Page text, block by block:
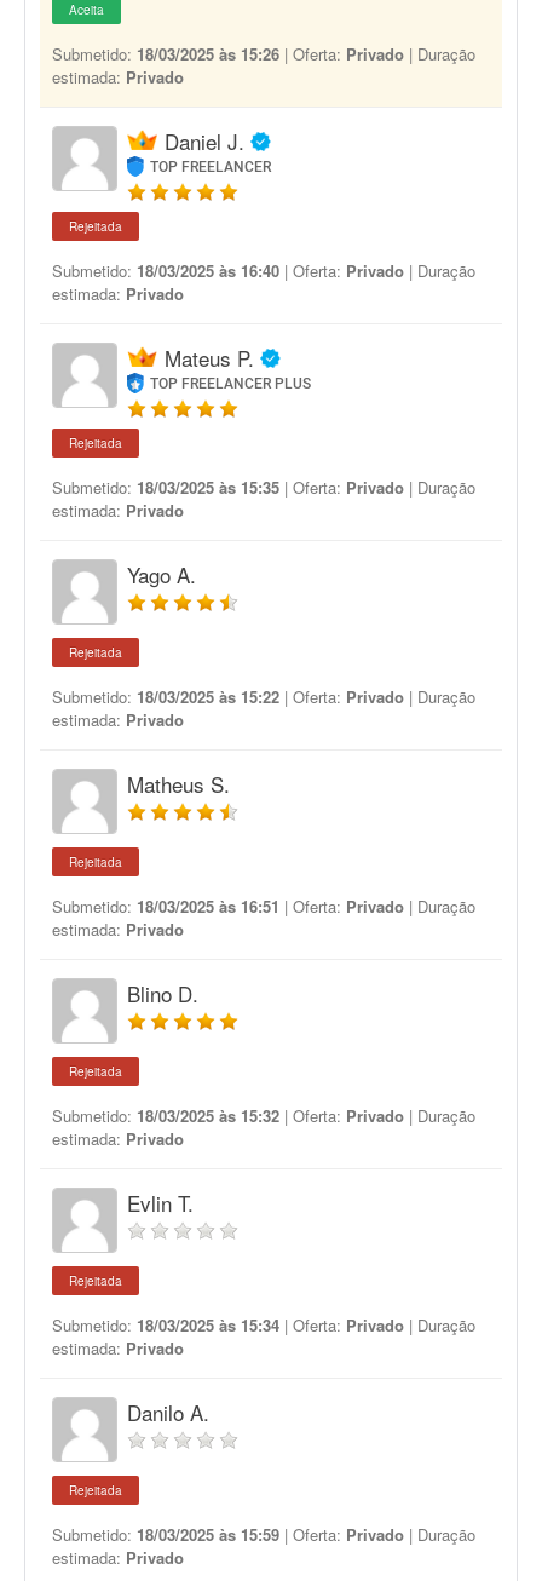
Aceita
Submetido: 18/03/2025 às 15:26 | Oferta: Privado | Duração
estimada: Privado
Daniel J.
TOP FREELANCER
Rejeitada
Submetido: 18/03/2025 às 16:40 | Oferta: Privado | Duração
estimada: Privado
Mateus P.
TOP FREELANCER PLUS
Rejeitada
Submetido: 18/03/2025 às 15:35 | Oferta: Privado | Duração
estimada: Privado
Yago A.
Rejeitada
Submetido: 18/03/2025 às 15:22 | Oferta: Privado | Duração
estimada: Privado
Matheus S.
Rejeitada
Submetido: 18/03/2025 às 16:51 | Oferta: Privado | Duração
estimada: Privado
Blino D.
Rejeitada
Submetido: 18/03/2025 às 15:32 | Oferta: Privado | Duração
estimada: Privado
Evlin T.
Rejeitada
Submetido: 18/03/2025 às 15:34 | Oferta: Privado | Duração
estimada: Privado
Danilo A.
Rejeitada
Submetido: 18/03/2025 às 15:59 | Oferta: Privado | Duração
estimada: Privado